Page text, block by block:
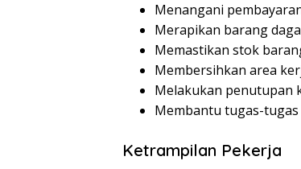
Menangani
Merapikan barang
Memastikan stok
Membersihkan area
Melakukan penutupan
Membantu tugas-
Ketrampilan Pekerja